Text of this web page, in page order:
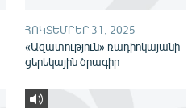
ՀՈԿՏԵՄԲԵՐ 31, 2025
«Ազատություն» ռադիոկայանի
ցերեկային ծրագիր